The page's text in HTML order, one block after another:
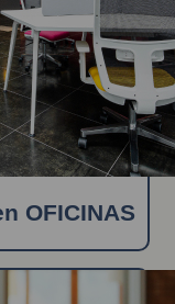
OFICINAS